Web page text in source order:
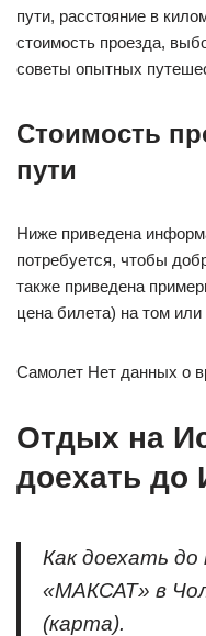
пути, расстояние в
стоимость проезда,
советы опытных
Стоимость
пути
Ниже приведена
потребуется, чтобы
также приведена
цена билета) на том
Самолет Нет данных о
Отдых на
доехать до
Как доехать
«МАКСАТ» в
(карта).